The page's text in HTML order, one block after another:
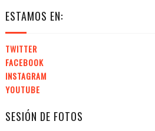
ESTAMOS EN:
TWITTER
FACEBOOK
INSTAGRAM
YOUTUBE
SESIÓN DE FOTOS